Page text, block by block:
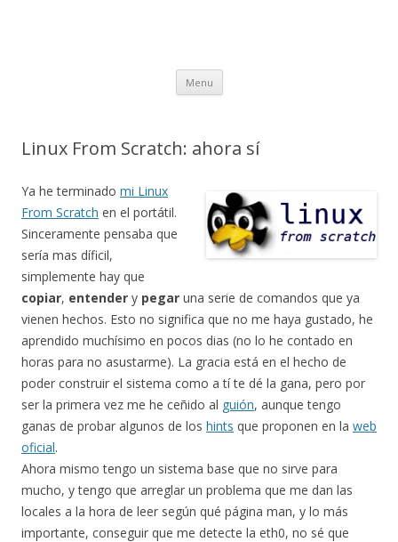
Menu Skip to content
Linux From Scratch: ahora sí
Ya he terminado mi Linux
From Scratch en el portátil.
Sinceramente pensaba que
sería mas díficil,
simplemente hay que
copiar, entender y pegar una serie de comandos que ya
vienen hechos. Esto no significa que no me haya gustado, he
aprendido muchísimo en pocos dias (no lo he contado en
horas para no asustarme). La gracia está en el hecho de
poder construir el sistema como a tí te dé la gana, pero por
ser la primera vez me he ceñido al guión, aunque tengo
ganas de probar algunos de los hints que proponen en la web
oficial.
Ahora mismo tengo un sistema base que no sirve para
mucho, y tengo que arreglar un problema que me dan las
locales a la hora de leer según qué página man, y lo más
importante, conseguir que me detecte la eth0, no sé que